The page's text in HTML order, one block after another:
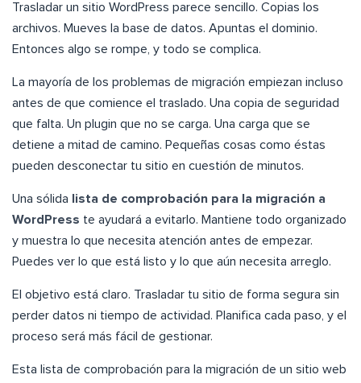
Trasladar un sitio WordPress parece sencillo. Copias los
archivos. Mueves la base de datos. Apuntas el dominio.
Entonces algo se rompe, y todo se complica.
La mayoría de los problemas de migración empiezan incluso
antes de que comience el traslado. Una copia de seguridad
que falta. Un plugin que no se carga. Una carga que se
detiene a mitad de camino. Pequeñas cosas como éstas
pueden desconectar tu sitio en cuestión de minutos.
Una sólida
lista de comprobación para la migración a
WordPress te ayudará a evitarlo. Mantiene todo organizado
y muestra lo que necesita atención antes de empezar.
Puedes ver lo que está listo y lo que aún necesita arreglo.
El objetivo está claro. Trasladar tu sitio de forma segura sin
perder datos ni tiempo de actividad. Planifica cada paso, y el
proceso será más fácil de gestionar.
Esta lista de comprobación para la migración de un sitio web